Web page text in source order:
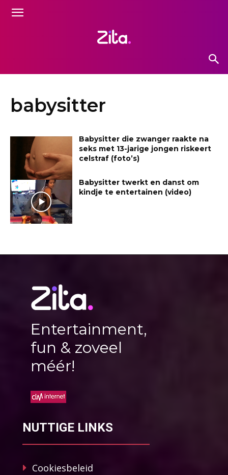
babysitter
Babysitter die zwanger raakte na
seks met 13-jarige jongen riskeert
celstraf (foto’s)
Babysitter twerkt en danst om
kindje te entertainen (video)
Entertainment,
fun & zoveel
méér!
NUTTIGE LINKS
Cookiesbeleid